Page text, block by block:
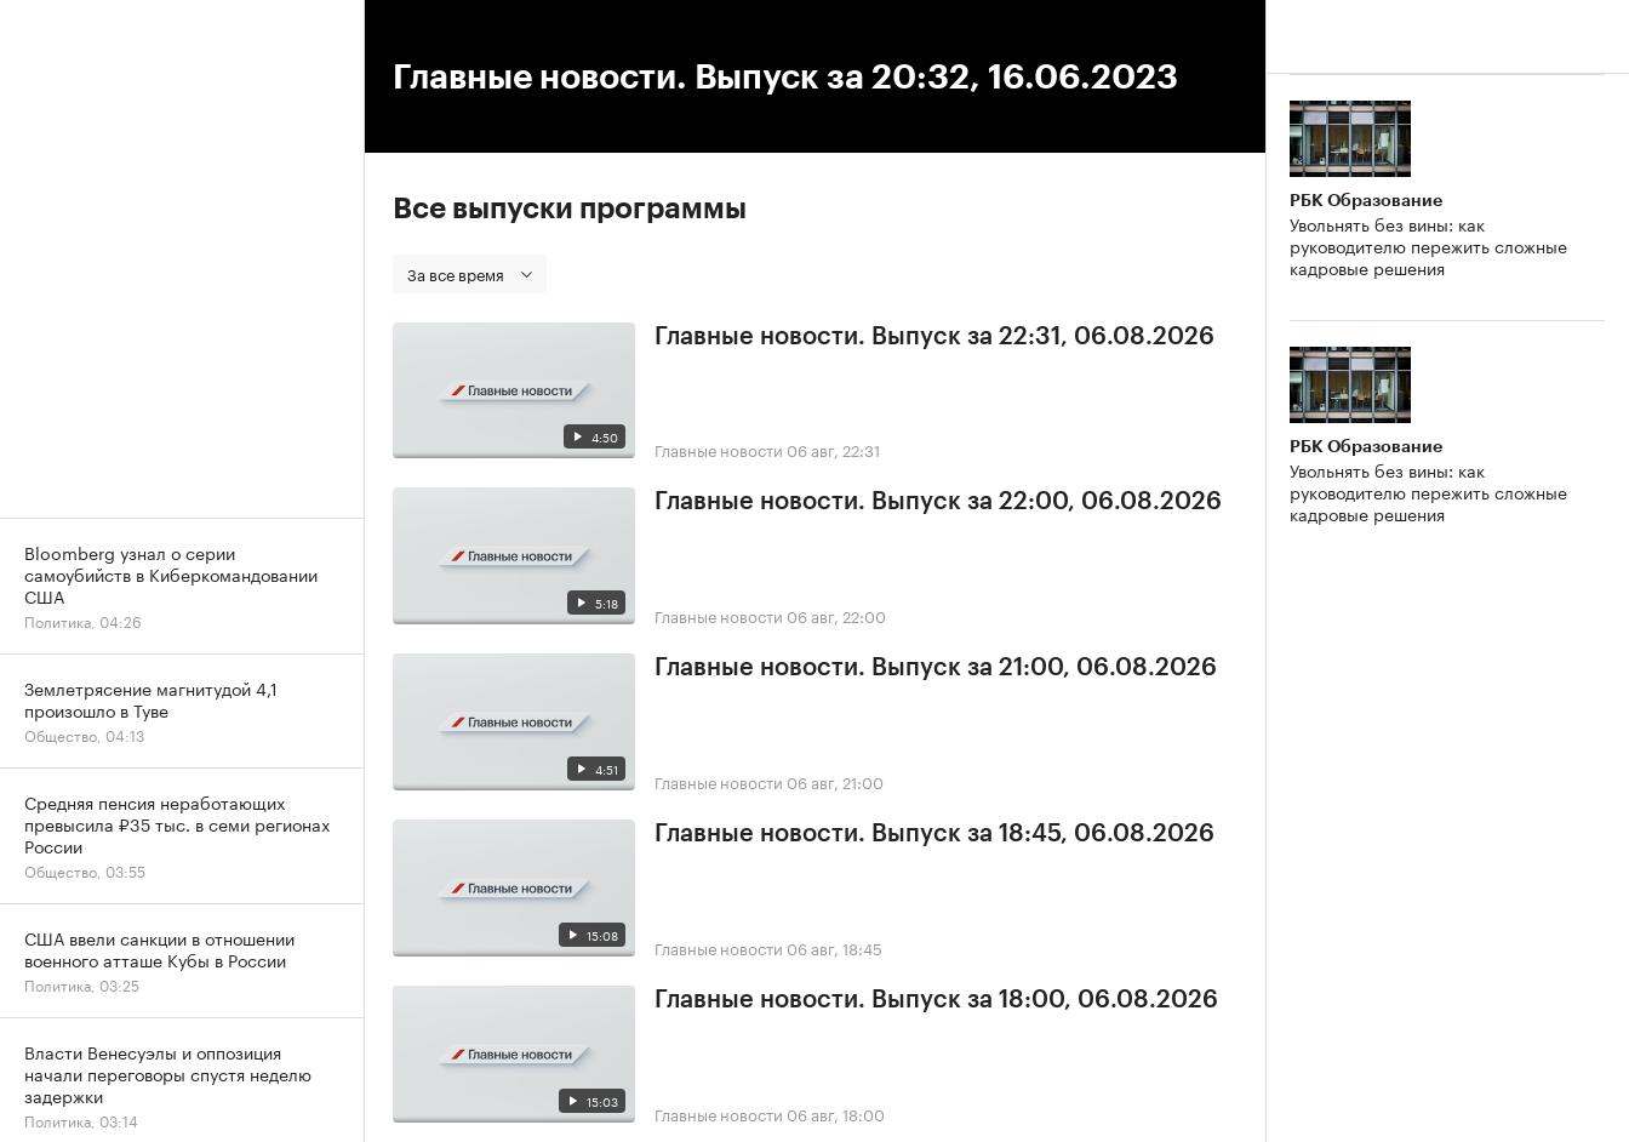
Главные новости. Выпуск за 20:32, 16.06.2023
Все выпуски программы
За все время
4:50
Главные новости. Выпуск за 22:31, 06.08.2026
Главные новости 06 авг, 22:31
5:18
Главные новости. Выпуск за 22:00, 06.08.2026
Главные новости 06 авг, 22:00
4:51
Главные новости. Выпуск за 21:00, 06.08.2026
Главные новости 06 авг, 21:00
15:08
Главные новости. Выпуск за 18:45, 06.08.2026
Главные новости 06 авг, 18:45
15:03
Главные новости. Выпуск за 18:00, 06.08.2026
Главные новости 06 авг, 18:00
РБК Образование
Увольнять без вины: как
руководителю пережить сложные
кадровые решения
РБК Образование
Увольнять без вины: как
руководителю пережить сложные
кадровые решения
Bloomberg узнал о серии
самоубийств в Киберкомандовании
США
Политика, 04:26
Землетрясение магнитудой 4,1
произошло в Туве
Общество, 04:13
Средняя пенсия неработающих
превысила ₽35 тыс. в семи регионах
России
Общество, 03:55
США ввели санкции в отношении
военного атташе Кубы в России
Политика, 03:25
Власти Венесуэлы и оппозиция
начали переговоры спустя неделю
задержки
Политика, 03:14